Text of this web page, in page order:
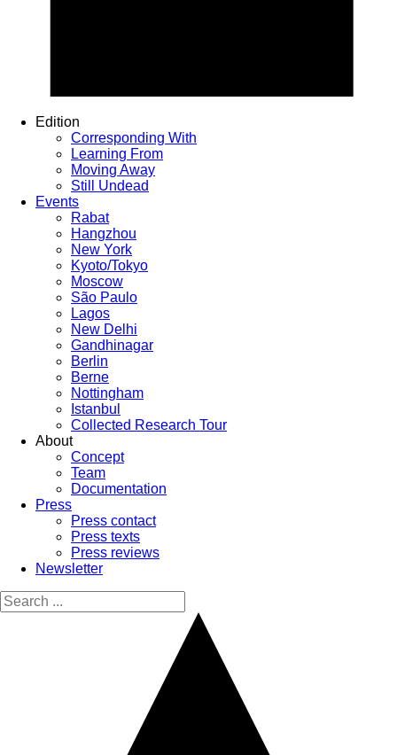
Edition
Corresponding With
Learning From
Moving Away
Still Undead
Events
Rabat
Hangzhou
New York
Kyoto/Tokyo
Moscow
São Paulo
Lagos
New Delhi
Gandhinagar
Berlin
Berne
Nottingham
Istanbul
Collected Research Tour
About
Concept
Team
Documentation
Press
Press contact
Press texts
Press reviews
Newsletter